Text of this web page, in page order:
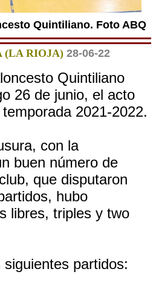
Quintiliano. Foto ABQ
(LA RIOJA) 28-06-22
Quintiliano
26 de junio, el acto
2021-2022.
con la
buen número de
que disputaron
hubo
libres, triples y two
partidos: